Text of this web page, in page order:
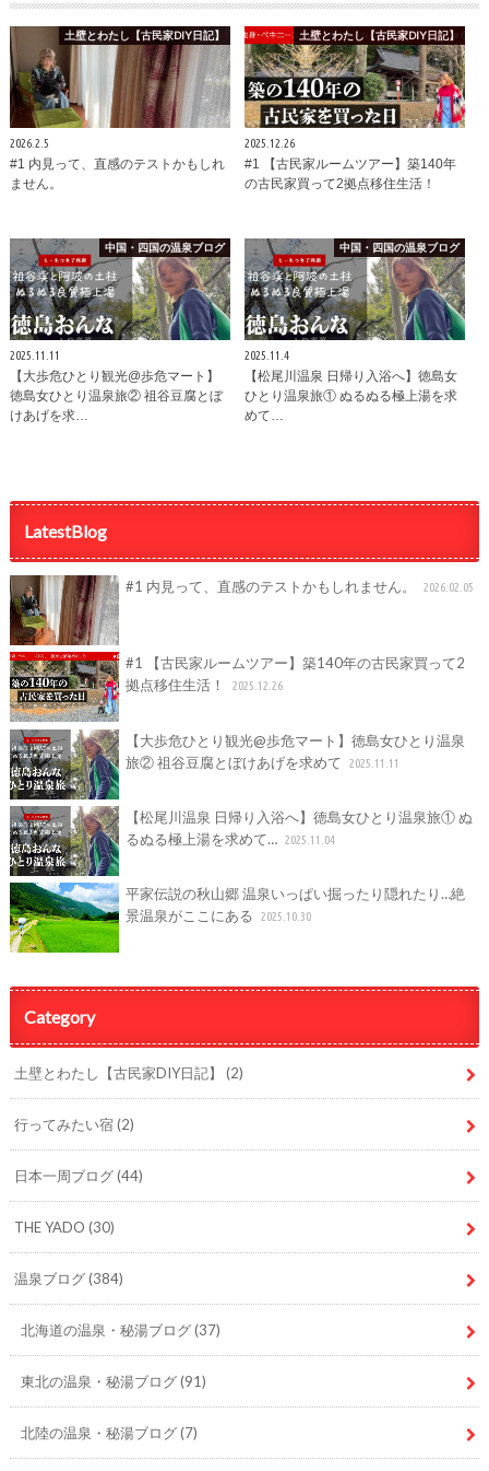
土壁とわたし【古民家DIY日記】
2026.2.5
#1 内見って、直感のテストかもしれ
ません。
土壁とわたし【古民家DIY日記】
2025.12.26
#1 【古民家ルームツアー】築140年
の古民家買って2拠点移住生活！
中国・四国の温泉ブログ
2025.11.11
【大歩危ひとり観光@歩危マート】
徳島女ひとり温泉旅② 祖谷豆腐とぼ
けあげを求…
中国・四国の温泉ブログ
2025.11.4
【松尾川温泉 日帰り入浴へ】徳島女
ひとり温泉旅① ぬるぬる極上湯を求
めて…
LatestBlog
#1 内見って、直感のテストかもしれません。 2026.02.05
#1 【古民家ルームツアー】築140年の古民家買って2
拠点移住生活！
2025.12.26
【大歩危ひとり観光@歩危マート】徳島女ひとり温泉
旅② 祖谷豆腐とぼけあげを求めて
2025.11.11
【松尾川温泉 日帰り入浴へ】徳島女ひとり温泉旅① ぬ
るぬる極上湯を求めて… 2025.11.04
平家伝説の秋山郷 温泉いっぱい掘ったり隠れたり…絶
景温泉がここにある
2025.10.30
Category
土壁とわたし【古民家DIY日記】 (2)
行ってみたい宿(2)
日本一周ブログ(44)
THE YADO (30)
温泉ブログ(384)
北海道の温泉・秘湯ブログ(37)
東北の温泉・秘湯ブログ(91)
北陸の温泉・秘湯ブログ(7)